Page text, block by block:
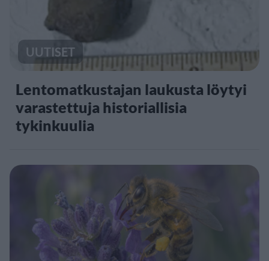
UUTISET
Lentomatkustajan laukusta löytyi
varastettuja historiallisia
tykinkuulia